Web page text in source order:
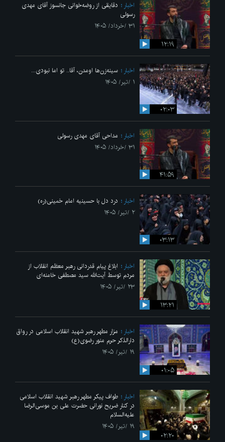
۱۲:۱۹
اخبار
دقایقی از روضه‌خوانی جانسوز آقای مهدی
رسولی
۳۱ /خرداد/ ۱۴۰۵
۰۲:۰۳
اخبار
سینه‌زن‌ها اومدن،‌ آقا.. تو اما نبودی...
۱ /تیر/ ۱۴۰۵
۴۱:۵۹
اخبار
مداحی آقای مهدی رسولی
۳۱ /خرداد/ ۱۴۰۵
۰۳:۱۳
اخبار
درد دل با حسینیه امام خمینی(ره)
۲ /تیر/ ۱۴۰۵
۱۳:۲۱
اخبار
ابلاغ پیام قدردانی رهبر معظم انقلاب از
مردم توسط آیت‌الله سید مصطفی خامنه‌ای
۲۳ /تیر/ ۱۴۰۵
۰۱:۰۵
اخبار
مزار مطهر رهبر شهید انقلاب اسلامی در رواق
دارالذکر حرم منور رضوی(ع)
۱۹ /تیر/ ۱۴۰۵
۰۲:۲۰
اخبار
طواف پیکر مطهر رهبر شهید انقلاب اسلامی
در کنار ضریح نورانی حضرت علی‌ بن موسی‌الرضا
علیه‌السلام
۱۹ /تیر/ ۱۴۰۵